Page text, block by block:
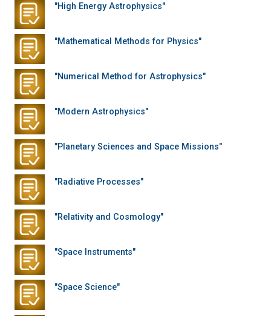
"High Energy Astrophysics"
"Mathematical Methods for Physics"
"Numerical Method for Astrophysics"
"Modern Astrophysics"
"Planetary Sciences and Space Missions"
"Radiative Processes"
"Relativity and Cosmology"
"Space Instruments"
"Space Science"